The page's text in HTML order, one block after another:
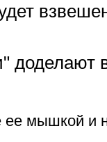
доделают
ее мышкой и